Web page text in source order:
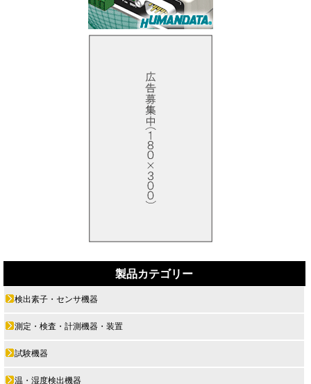
製品カテゴリー
検出素子・センサ機器
測定・検査・計測機器・装置
試験機器
温・湿度検出機器